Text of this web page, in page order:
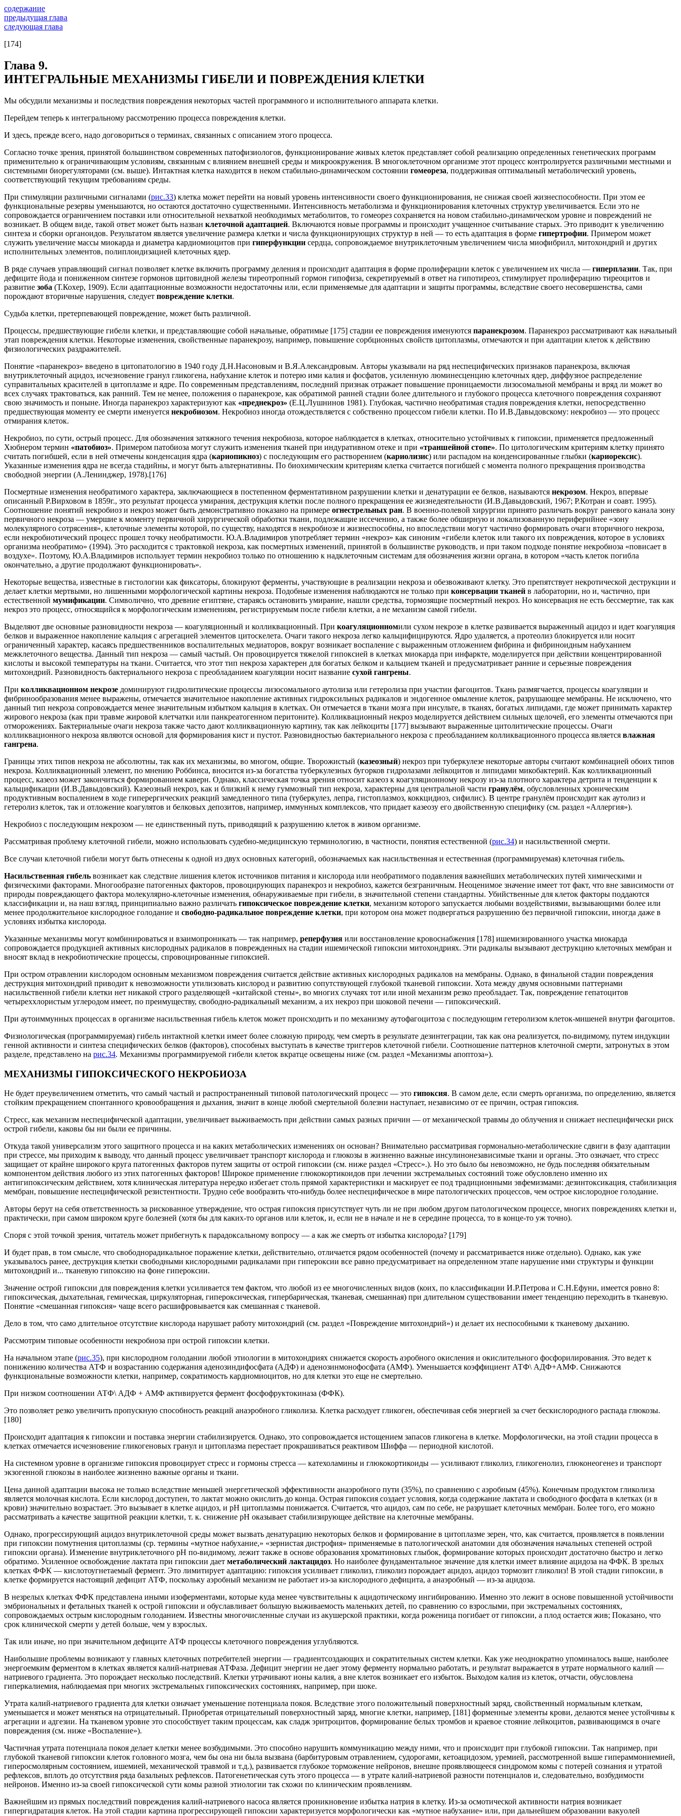
содержание
предыдущая глава
следующая глава
[174]
Глава 9.
ИНТЕГРАЛЬНЫЕ МЕХАНИЗМЫ ГИБЕЛИ И ПОВРЕЖДЕНИЯ КЛЕТКИ
Мы обсудили механизмы и последствия повреждения некоторых частей программного и исполнительного аппарата клетки.
Перейдем теперь к интегральному рассмотрению процесса повреждения клетки.
И здесь, прежде всего, надо договориться о терминах, связанных с описанием этого процесса.
Согласно точке зрения, принятой большинством современных патофизиологов, функционирование живых клеток представляет собой реализацию определенных генетических программ
применительно к ограничивающим условиям, связанным с влиянием внешней среды и микроокружения. В многоклеточном организме этот процесс контролируется различными местными и
системными биорегуляторами (см. выше). Интактная клетка находится в неком стабильно-динамическом состоянии гомеореза, поддерживая оптимальный метаболический уровень,
соответствующий текущим требованиям среды.
При стимуляции различными сигналами (рис.33) клетка может перейти на новый уровень интенсивности своего функционирования, не снижая своей жизнеспособности. При этом ее
функциональные резервы уменьшаются, но остаются достаточно существенными. Интенсивность метаболизма и функционирования клеточных структур увеличивается. Если это не
сопровождается ограничением поставки или относительной нехваткой необходимых метаболитов, то гомеорез сохраняется на новом стабильно-динамическом уровне и повреждений не
возникает. В общем виде, такой ответ может быть назван клеточной адаптацией. Включаются новые программы и происходит учащенное считывание старых. Это приводит к увеличению
синтеза и сборки органоидов. Результатом является увеличение размера клетки и числа функционирующих структур в ней — то есть адаптация в форме гипертрофии. Примером может
служить увеличение массы миокарда и диаметра кардиомиоцитов при гиперфункции сердца, сопровождаемое внутриклеточным увеличением числа миофибрилл, митохондрий и других
исполнительных элементов, полиплоидизацией клеточных ядер.
В ряде случаев управляющий сигнал позволяет клетке включить программу деления и происходит адаптация в форме пролиферации клеток с увеличением их числа — гиперплазии. Так, при
дефиците йода и пониженном синтезе гормонов щитовидной железы тиреотропный гормон гипофиза, секретируемый в ответ на гипотиреоз, стимулирует пролиферацию тиреоцитов и
развитие зоба (Т.Кохер, 1909). Если адаптационные возможности недостаточны или, если применяемые для адаптации и защиты программы, вследствие своего несовершенства, сами
порождают вторичные нарушения, следует повреждение клетки.
Судьба клетки, претерпевающей повреждение, может быть различной.
Процессы, предшествующие гибели клетки, и представляющие собой начальные, обратимые [175] стадии ее повреждения именуются паранекрозом. Паранекроз рассматривают как начальный
этап повреждения клетки. Некоторые изменения, свойственные паранекрозу, например, повышение сорбционных свойств цитоплазмы, отмечаются и при адаптации клеток к действию
физиологических раздражителей.
Понятие «паранекроз» введено в цитопатологию в 1940 году Д.Н.Насоновым и В.Я.Александровым. Авторы указывали на ряд неспецифических признаков паранекроза, включая
внутриклеточный ацидоз, исчезновение гранул гликогена, набухание клеток и потерю ими калия и фосфатов, усиленную люминесценцию клеточных ядер, диффузное распределение
суправитальных красителей в цитоплазме и ядре. По современным представлениям, последний признак отражает повышение проницаемости лизосомальной мембраны и вряд ли может во
всех случаях трактоваться, как ранний. Тем не менее, положения о паранекрозе, как обратимой ранней стадии более длительного и глубокого процесса клеточного повреждения сохраняют
свою значимость и поныне. Иногда паранекроз характеризуют как «преднекроз» (Е.Ц.Лушнинов 1981). Глубокая, частично необратимая стадия повреждения клетки, непосредственно
предшествующая моменту ее смерти именуется некробиозом. Некробиоз иногда отождествляется с собственно процессом гибели клетки. По И.В.Давыдовскому: некробиоз — это процесс
отмирания клеток.
Некробиоз, по сути, острый процесс. Для обозначения затяжного течения некробиоза, которое наблюдается в клетках, относительно устойчивых к гипоксии, применяется предложенный
Хюбнером термин «патобиоз». Примером патобиоза могут служить изменения тканей при индуративном отеке и при «траншейной стопе». По цитологическим критериям клетку принято
считать погибшей, если в ней отмечены конденсация ядра (кариопикноз) с последующим его растворением (кариолизис) или распадом на конденсированные глыбки (кариорексис).
Указанные изменения ядра не всегда стадийны, и могут быть альтернативны. По биохимическим критериям клетка считается погибшей с момента полного прекращения производства
свободной энергии (А.Ленинджер, 1978).[176]
Посмертные изменения необратимого характера, заключающиеся в постепенном ферментативном разрушении клетки и денатурации ее белков, называются некрозом. Некроз, впервые
описанный Р.Вирховом в 1859г., это результат процесса умирания, деструкция клетки после полного прекращения ее жизнедеятельности (И.В.Давыдовский, 1967; Р.Котран и соавт. 1995).
Соотношение понятий некробиоз и некроз может быть демонстративно показано на примере огнестрельных ран. В военно-полевой хирургии принято различать вокруг раневого канала зону
первичного некроза — умершие к моменту первичной хирургической обработки ткани, подлежащие иссечению, а также более обширную и локализованную периферийнее «зону
молекулярного сотрясения», клеточные элементы которой, по существу, находятся в некробиозе и жизнеспособны, но впоследствии могут частично формировать очаги вторичного некроза,
если некробиотический процесс прошел точку необратимости. Ю.А.Владимиров употребляет термин «некроз» как синоним «гибели клеток или такого их повреждения, которое в условиях
организма необратимо» (1994). Это расходится с трактовкой некроза, как посмертных изменений, принятой в большинстве руководств, и при таком подходе понятие некробиоза «повисает в
воздухе». Поэтому, Ю.А.Владимиров использует термин некробиоз только по отношению к надклеточным системам для обозначения жизни органа, в котором «часть клеток погибла
окончательно, а другие продолжают функционировать».
Некоторые вещества, известные в гистологии как фиксаторы, блокируют ферменты, участвующие в реализации некроза и обезвоживают клетку. Это препятствует некротической деструкции и
делает клетки мертвыми, но лишенными морфологической картины некроза. Подобные изменения наблюдаются не только при консервации тканей в лаборатории, но и, частично, при
естественной мумификации. Символично, что древние египтяне, стараясь остановить умирание, нашли средства, тормозящие посмертный некроз. Но консервация не есть бессмертие, так как
некроз это процесс, относящийся к морфологическим изменениям, регистрируемым после гибели клетки, а не механизм самой гибели.
Выделяют две основные разновидности некроза — коагуляционный и колликвационный. При коагуляционномили сухом некрозе в клетке развивается выраженный ацидоз и идет коагуляция
белков и выраженное накопление кальция с агрегацией элементов цитоскелета. Очаги такого некроза легко кальцифицируются. Ядро удаляется, а протеолиз блокируется или носит
ограниченный характер, касаясь предшественников воспалительных медиаторов, вокруг возникает воспаление с выраженным отложением фибрина и фибриноидным набуханием
межклеточного вещества. Данный тип некроза — самый частый. Он провоцируется тяжелой гипоксией в клетках миокарда при инфаркте, моделируется при действии концентрированной
кислоты и высокой температуры на ткани. Считается, что этот тип некроза характерен для богатых белком и кальцием тканей и предусматривает ранние и серьезные повреждения
митохондрий. Разновидность бактериального некроза с преобладанием коагуляции носит название сухой гангрены.
При колликвационном некрозе доминируют гидролитические процессы лизосомального аутолиза или гетеролиза при участии фагоцитов. Ткань размягчается, процессы коагуляции и
фибринообразования менее выражены, отмечается значительное накопление активных гидроксильных радикалов и эндогенное омыление клеток, разрушающее мембраны. Не исключено, что
данный тип некроза сопровождается менее значительным избытком кальция в клетках. Он отмечается в ткани мозга при инсульте, в тканях, богатых липидами, где может принимать характер
жирового некроза (как при травме жировой клетчатки или панкреатогенном перитоните). Колликвационный некроз моделируется действием сильных щелочей, его элементы отмечаются при
отморожениях. Бактериальные очаги некроза также часто дают колликвационную картину, так как лейкоциты [177] вызывают выраженные цитолитические процессы. Очаги
колликвационного некроза являются основой для формирования кист и пустот. Разновидностью бактериального некроза с преобладанием колликвационного процесса является влажная
гангрена.
Границы этих типов некроза не абсолютны, так как их механизмы, во многом, общие. Творожистый (казеозный) некроз при туберкулезе некоторые авторы считают комбинацией обоих типов
некроза. Колликвационный элемент, по мнению Роббинса, вносится из-за богатства туберкулезных бугорков гидролазами лейкоцитов и липидами микобактерий. Как колликвационный
процесс, казеоз может закончиться формированием каверн. Однако, классическая точка зрения относит казеоз к коагуляционному некрозу из-за плотного характера детрита и тенденции к
кальцификации (И.В.Давыдовский). Казеозный некроз, как и близкий к нему гуммозный тип некроза, характерны для центральной части гранулём, обусловленных хроническим
продуктивным воспалением в ходе гиперергических реакций замедленного типа (туберкулез, лепра, гистоплазмоз, коккцидиоз, сифилис). В центре гранулём происходит как аутолиз и
гетеролиз клеток, так и отложение коагулятов и белковых депозитов, например, иммунных комплексов, что придает казеозу его двойственную специфику (см. раздел «Аллергия»).
Некробиоз с последующим некрозом — не единственный путь, приводящий к разрушению клеток в живом организме.
Рассматривая проблему клеточной гибели, можно использовать судебно-медицинскую терминологию, в частности, понятия естественной (рис.34) и насильственной смерти.
Все случаи клеточной гибели могут быть отнесены к одной из двух основных категорий, обозначаемых как насильственная и естественная (программируемая) клеточная гибель.
Насильственная гибель возникает как следствие лишения клеток источников питания и кислорода или необратимого подавления важнейших метаболических путей химическими и
физическими факторами. Многообразие патогенных факторов, провоцирующих паранекроз и некробиоз, кажется безграничным. Неоценимое значение имеет тот факт, что вне зависимости от
природы повреждающего фактора молекулярно-клеточные изменения, обнаруживаемые при гибели, в значительной степени стандартны. Убийственные для клеток факторы поддаются
классификации и, на наш взгляд, принципиально важно различать гипоксическое повреждение клетки, механизм которого запускается любыми воздействиями, вызывающими более или
менее продолжительное кислородное голодание и свободно-радикальное повреждение клетки, при котором она может подвергаться разрушению без первичной гипоксии, иногда даже в
условиях избытка кислорода.
Указанные механизмы могут комбинироваться и взаимопроникать — так например, реперфузия или восстановление кровоснабжения [178] ишемизированного участка миокарда
сопровождается продукцией активных кислородных радикалов в поврежденных на стадии ишемической гипоксии митохондриях. Эти радикалы вызывают деструкцию клеточных мембран и
вносят вклад в некробиотические процессы, спровоцированные гипоксией.
При остром отравлении кислородом основным механизмом повреждения считается действие активных кислородных радикалов на мембраны. Однако, в финальной стадии повреждения
деструкция митохондрий приводит к невозможности утилизовать кислород и развитию сопутствующей глубокой тканевой гипоксии. Хота между двумя основными паттернами
насильственной гибели клетки нет никакой строго разделяющей «китайской стены», во многих случаях тот или иной механизм резко преобладает. Так, повреждение гепатоцитов
четыреххлористым углеродом имеет, по преимуществу, свободно-радикальный механизм, а их некроз при шоковой печени — гипоксический.
При аутоиммунных процессах в организме насильственная гибель клеток может происходить и по механизму аутофагоцитоза с последующим гетеролизом клеток-мишеней внутри фагоцитов.
Физиологическая (программируемая) гибель интактной клетки имеет более сложную природу, чем смерть в результате дезинтеграции, так как она реализуется, по-видимому, путем индукции
генной активности и синтеза специфических белков (факторов), способных выступать в качестве триггеров клеточной гибели. Соотношение паттернов клеточной смерти, затронутых в этом
разделе, представлено на рис.34. Механизмы программируемой гибели клеток вкратце освещены ниже (см. раздел «Механизмы апоптоза»).
МЕХАНИЗМЫ ГИПОКСИЧЕСКОГО НЕКРОБИОЗА
Не будет преувеличением отметить, что самый частый и распространенный типовой патологический процесс — это гипоксия. В самом деле, если смерть организма, по определению, является
стойким прекращением спонтанного кровообращения и дыхания, значит в конце любой смертельной болезни наступает, независимо от ее причин, острая гипоксия.
Стресс, как механизм неспецифической адаптации, увеличивает выживаемость при действии самых разных причин — от механической травмы до облучения и снижает неспецифически риск
острой гибели, каковы бы ни были ее причины.
Откуда такой универсализм этого защитного процесса и на каких метаболических изменениях он основан? Внимательно рассматривая гормонально-метаболические сдвиги в фазу адаптации
при стрессе, мы приходим к выводу, что данный процесс увеличивает транспорт кислорода и глюкозы в жизненно важные инсулинонезависимые ткани и органы. Это означает, что стресс
защищает от крайне широкого круга патогенных факторов путем защиты от острой гипоксии (см. ниже раздел «Стресс».). Но это было бы невозможно, не будь последняя обязательным
компонентом действия любого из этих патогенных факторов! Широкое применение глюкокортикоидов при лечении экстремальных состояний тоже обусловлено именно их
антигипоксическим действием, хотя клиническая литература нередко избегает столь прямой характеристики и маскирует ее под традиционными эвфемизмами: дезинтоксикация, стабилизация
мембран, повышение неспецифической резистентности. Трудно себе вообразить что-нибудь более неспецифическое в мире патологических процессов, чем острое кислородное голодание.
Авторы берут на себя ответственность за рискованное утверждение, что острая гипоксия присутствует чуть ли не при любом другом патологическом процессе, многих повреждениях клетки и,
практически, при самом широком круге болезней (хотя бы для каких-то органов или клеток, и, если не в начале и не в середине процесса, то в конце-то уж точно).
Споря с этой точкой зрения, читатель может прибегнуть к парадоксальному вопросу — а как же смерть от избытка кислорода? [179]
И будет прав, в том смысле, что свободнорадикальное поражение клетки, действительно, отличается рядом особенностей (почему и рассматривается ниже отдельно). Однако, как уже
указывалось ранее, деструкция клетки свободными кислородными радикалами при гипероксии все равно предусматривает на определенном этапе нарушение ими структуры и функции
митохондрий и... тканевую гипоксию на фоне гипероксии.
Значение острой гипоксии для повреждения клетки усиливается тем фактом, что любой из ее многочисленных видов (коих, по классификации И.Р.Петрова и С.Н.Ефуни, имеется ровно 8:
гипоксическая, дыхательная, гемическая, циркуляторная, гипероксическая, гипербарическая, тканевая, смешанная) при длительном существовании имеет тенденцию переходить в тканевую.
Понятие «смешанная гипоксия» чаще всего расшифровывается как смешанная с тканевой.
Дело в том, что само длительное отсутствие кислорода нарушает работу митохондрий (см. раздел «Повреждение митохондрий») и делает их неспособными к тканевому дыханию.
Рассмотрим типовые особенности некробиоза при острой гипоксии клетки.
На начальном этапе (рис.35), при кислородном голодании любой этиологии в митохондриях снижается скорость аэробного окисления и окислительного фосфорилирования. Это ведет к
понижению количества АТФ и возрастанию содержания аденозиндифосфата (АДФ) и аденозинмонофосфата (АМФ). Уменьшается коэффициент АТФ\ АДФ+АМФ. Снижаются
функциональные возможности клетки, например, сократимость кардиомиоцитов, но для клетки это еще не смертельно.
При низком соотношении АТФ\ АДФ + АМФ активируется фермент фосфофруктокиназа (ФФК).
Это позволяет резко увеличить пропускную способность реакций анаэробного гликолиза. Клетка расходует гликоген, обеспечивая себя энергией за счет бескислородного распада глюкозы.
[180]
Происходит адаптация к гипоксии и поставка энергии стабилизируется. Однако, это сопровождается истощением запасов гликогена в клетке. Морфологически, на этой стадии процесса в
клетках отмечается исчезновение гликогеновых гранул и цитоплазма перестает прокрашиваться реактивом Шиффа — периодной кислотой.
На системном уровне в организме гипоксия провоцирует стресс и гормоны стресса — катехоламины и глюкокортикоиды — усиливают гликолиз, гликогенолиз, глюконеогенез и транспорт
экзогенной глюкозы в наиболее жизненно важные органы и ткани.
Цена данной адаптации высока не только вследствие меньшей энергетической эффективности анаэробного пути (35%), по сравнению с аэробным (45%). Конечным продуктом гликолиза
является молочная кислота. Если кислород доступен, то лактат можно окислить до конца. Острая гипоксия создает условия, когда содержание лактата и свободного фосфата в клетках (и в
крови) значительно возрастает. Это вызывает в клетке ацидоз, и рН цитоплазмы понижается. Считается, что ацидоз, сам по себе, не разрушает клеточных мембран. Более того, его можно
рассматривать а качестве защитной реакции клетки, т. к. снижение рН оказывает стабилизирующее действие на клеточные мембраны.
Однако, прогрессирующий ацидоз внутриклеточной среды может вызвать денатурацию некоторых белков и формирование в цитоплазме зерен, что, как считается, проявляется в появлении
при гипоксии помутнения цитоплазмы (ср. термины «мутное набухание,» «зернистая дистрофия» применяемые в патологической анатомии для обозначения начальных степеней острой
гипоксии органа). Изменение внутриклеточного рН по-видимому, лежит также в основе образования хроматиновых глыбок, формирование которых происходит достаточно быстро и легко
обратимо. Усиленное освобождение лактата при гипоксии дает метаболический лактацидоз. Но наиболее фундаментальное значение для клетки имеет влияние ацидоза на ФФК. В зрелых
клетках ФФК — кислотоугнетаемый фермент. Это лимитирует адаптацию: гипоксия усиливает гликолиз, гликолиз порождает ацидоз, ацидоз тормозит гликолиз! В этой стадии гипоксии, в
клетке формируется настоящий дефицит АТФ, поскольку аэробный механизм не работает из-за кислородного дефицита, а анаэробный — из-за ацидоза.
В незрелых клетках ФФК представлена иными изоферментами, которые куда менее чувствительны к ацидотическому ингибированию. Именно это лежит в основе повышенной устойчивости
эмбриональных и фетальных тканей к острой гипоксии и обуславливает большую выживаемость маленьких детей, по сравнению со взрослыми, при экстремальных состояниях,
сопровождаемых острым кислородным голоданием. Известны многочисленные случаи из акушерской практики, когда роженица погибает от гипоксии, а плод остается жив; Показано, что
срок клинической смерти у детей больше, чем у взрослых.
Так или иначе, но при значительном дефиците АТФ процессы клеточного повреждения углубляются.
Наибольшие проблемы возникают у главных клеточных потребителей энергии — градиентсоздающих и сократительных систем клетки. Как уже неоднократно упоминалось выше, наиболее
энергоемким ферментом в клетках является калий-натриевая АТФаза. Дефицит энергии не даег этому ферменту нормально работать, и результат выражается в утрате нормального калий —
натриевого градиента. Это порождает несколько последствий. Клетки утрачивают ионы калия, а вне клеток возникает его избыток. Выходом калия из клеток, отчасти, обусловлена
гиперкалиемия, наблюдаемая при многих экстремальных гипоксических состояниях, например, при шоке.
Утрата калий-натриевого градиента для клетки означает уменьшение потенциала покоя. Вследствие этого положительный поверхностный заряд, свойственный нормальным клеткам,
уменьшается и может меняться на отрицательный. Приобретая отрицательный поверхностный заряд, многие клетки, например, [181] форменные элементы крови, делаются менее устойчивы к
агрегации и адгезии. На тканевом уровне это способствует таким процессам, как сладж эритроцитов, формирование белых тромбов и краевое стояние лейкоцитов, развивающимся в очаге
повреждения (см. ниже «Воспаление»).
Частичная утрата потенциала покоя делает клетки менее возбудимыми. Это способно нарушить коммуникацию между ними, что и происходит при глубокой гипоксии. Так например, при
глубокой тканевой гипоксии клеток головного мозга, чем бы она ни была вызвана (барбитуровым отравлением, судорогами, кетоацидозом, уремией, рассмотренной выше гипераммониемией,
гиперосмолярным состоянием, ишемией, механической травмой и т.д.), развивается глубокое торможение нейронов, внешне проявляющееся синдромом комы с потерей сознания и утратой
рефлексов, вплоть до отсутствия ряда базальных рефлексов. Патогенетическая суть этого процесса — в утрате калий-натриевой разности потенциалов и, следовательно, возбудимости
нейронов. Именно из-за своей гипоксической сути комы разной этиологии так схожи по клиническим проявлениям.
Важнейшим из прямых последствий повреждения калий-натриевого насоса является проникновение избытка натрия в клетку. Из-за осмотической активности натрия возникает
гипергидратация клеток. На этой стадии картина прогрессирующей гипоксии характеризуется морфологически как «мутное набухание» или, при дальнейшем образовании вакуолей